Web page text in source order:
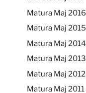
Matura Maj 2016
Matura Maj 2015
Matura Maj 2014
Matura Maj 2013
Matura Maj 2012
Matura Maj 2011